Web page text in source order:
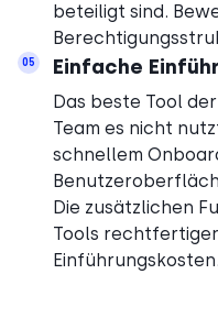
beteiligt sind.
05 Einfache
Das beste Tool
Team es nicht
schnellem
Die zusätzlichen
Tools
Einführungskosten.